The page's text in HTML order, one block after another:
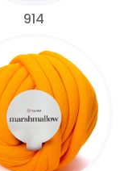
914